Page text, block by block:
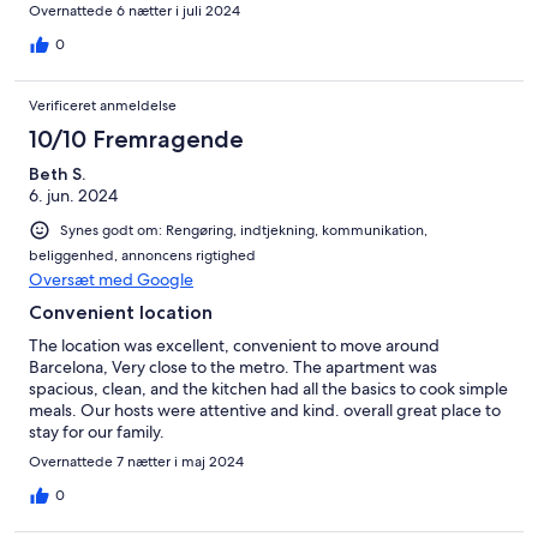
Overnattede 6 nætter i juli 2024
0
Verificeret anmeldelse
10/10 Fremragende
Beth S.
6. jun. 2024
Synes godt om: Rengøring, indtjekning, kommunikation,
beliggenhed, annoncens rigtighed
Oversæt med Google
Convenient location
The location was excellent, convenient to move around
Barcelona, Very close to the metro. The apartment was
spacious, clean, and the kitchen had all the basics to cook simple
meals. Our hosts were attentive and kind. overall great place to
stay for our family.
Overnattede 7 nætter i maj 2024
0